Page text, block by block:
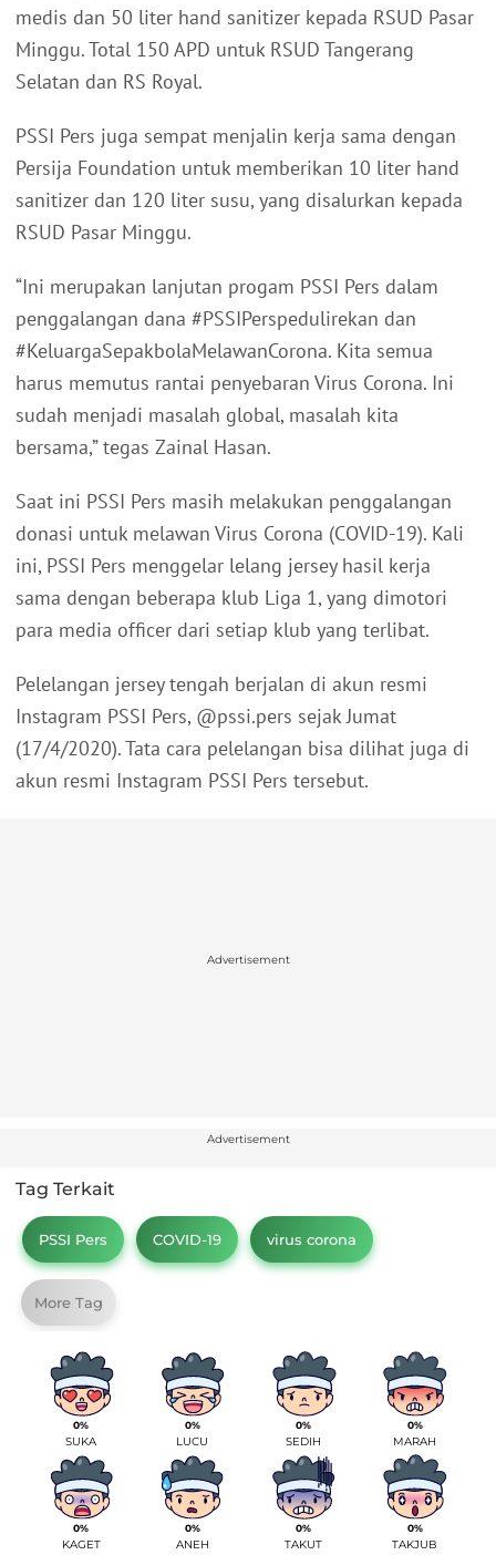
medis dan 50 liter hand sanitizer kepada RSUD Pasar
Minggu. Total 150 APD untuk RSUD Tangerang
Selatan dan RS Royal.
PSSI Pers juga sempat menjalin kerja sama dengan
Persija Foundation untuk memberikan 10 liter hand
sanitizer dan 120 liter susu, yang disalurkan kepada
RSUD Pasar Minggu.
“Ini merupakan lanjutan progam PSSI Pers dalam
penggalangan dana #PSSIPerspedulirekan dan
#KeluargaSepakbolaMelawanCorona. Kita semua
harus memutus rantai penyebaran Virus Corona. Ini
sudah menjadi masalah global, masalah kita
bersama,” tegas Zainal Hasan.
Saat ini PSSI Pers masih melakukan penggalangan
donasi untuk melawan Virus Corona (COVID-19). Kali
ini, PSSI Pers menggelar lelang jersey hasil kerja
sama dengan beberapa klub Liga 1, yang dimotori
para media officer dari setiap klub yang terlibat.
Pelelangan jersey tengah berjalan di akun resmi
Instagram PSSI Pers, @pssi.pers sejak Jumat
(17/4/2020). Tata cara pelelangan bisa dilihat juga di
akun resmi Instagram PSSI Pers tersebut.
Advertisement
Advertisement
Tag Terkait
PSSI Pers COVID-19 virus corona
More Tag
0%
SUKA
0%
LUCU
0%
SEDIH
0%
MARAH
0%
KAGET
0%
ANEH
0%
TAKUT
0%
TAKJUB